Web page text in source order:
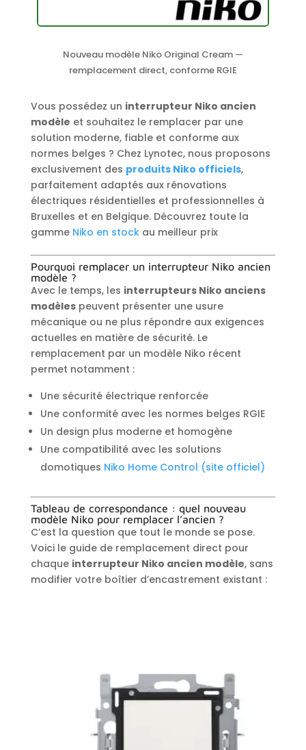
Nouveau modèle Niko Original Cream —
remplacement direct, conforme RGIE
Vous possédez un interrupteur Niko ancien
modèle et souhaitez le remplacer par une
solution moderne, fiable et conforme aux
normes belges ? Chez Lynotec, nous proposons
exclusivement des produits Niko officiels,
parfaitement adaptés aux rénovations
électriques résidentielles et professionnelles à
Bruxelles et en Belgique. Découvrez toute la
gamme Niko en stockau meilleur prix
Pourquoi remplacer un interrupteur Niko ancien
modèle ?
Avec le temps, les interrupteurs Niko anciens
modèlespeuvent présenter une usure
mécanique ou ne plus répondre aux exigences
actuelles en matière de sécurité. Le
remplacement par un modèle Niko récent
permet notamment :
Une sécurité électrique renforcée
Une conformité avec les normes belges RGIE
Un design plus moderne et homogène
Une compatibilité avec les solutions
domotiques Niko Home Control (site officiel)
Tableau de correspondance : quel nouveau
modèle Niko pour remplacer l’ancien ?
C’est la question que tout le monde se pose.
Voici le guide de remplacement direct pour
chaque interrupteur Niko ancien modèle, sans
modifier votre boîtier d’encastrement existant :